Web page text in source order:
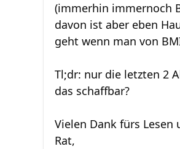
(immerhin immernoch
davon ist aber eben
geht wenn man von
Tl;dr: nur die letzten 2
das schaffbar?
Vielen Dank fürs Lesen
Rat,